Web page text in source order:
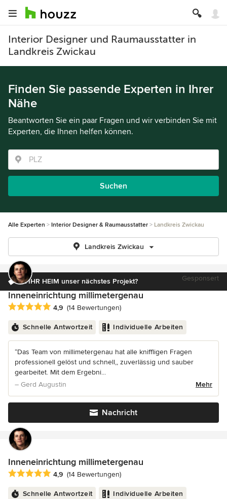
Interior Designer und Raumausstatter in
Landkreis Zwickau
Finden Sie passende Experten in Ihrer
Nähe
Beantworten Sie ein paar Fragen und wir verbinden Sie mit
Experten, die Ihnen helfen können.
Suchen
Alle Experten Interior Designer & Raumausstatter Landkreis Zwickau
Landkreis Zwickau
ist IHR HEIM unser nächstes Projekt? Gesponsert
Inneneinrichtung millimetergenau
Durchschnittliche Bewertung: 4.9 von 5 Sternen
4,9 (14 Bewertungen)
Schnelle Antwortzeit Individuelle Arbeiten
“Das Team von millimetergenau hat alle kniffligen Fragen
professionell gelöst und schnell,, zuverlässig und sauber
gearbeitet. Mit dem Ergebni...
– Gerd Augustin
Mehr
Nachricht
Inneneinrichtung millimetergenau
Durchschnittliche Bewertung: 4.9 von 5 Sternen
4,9 (14 Bewertungen)
Schnelle Antwortzeit Individuelle Arbeiten